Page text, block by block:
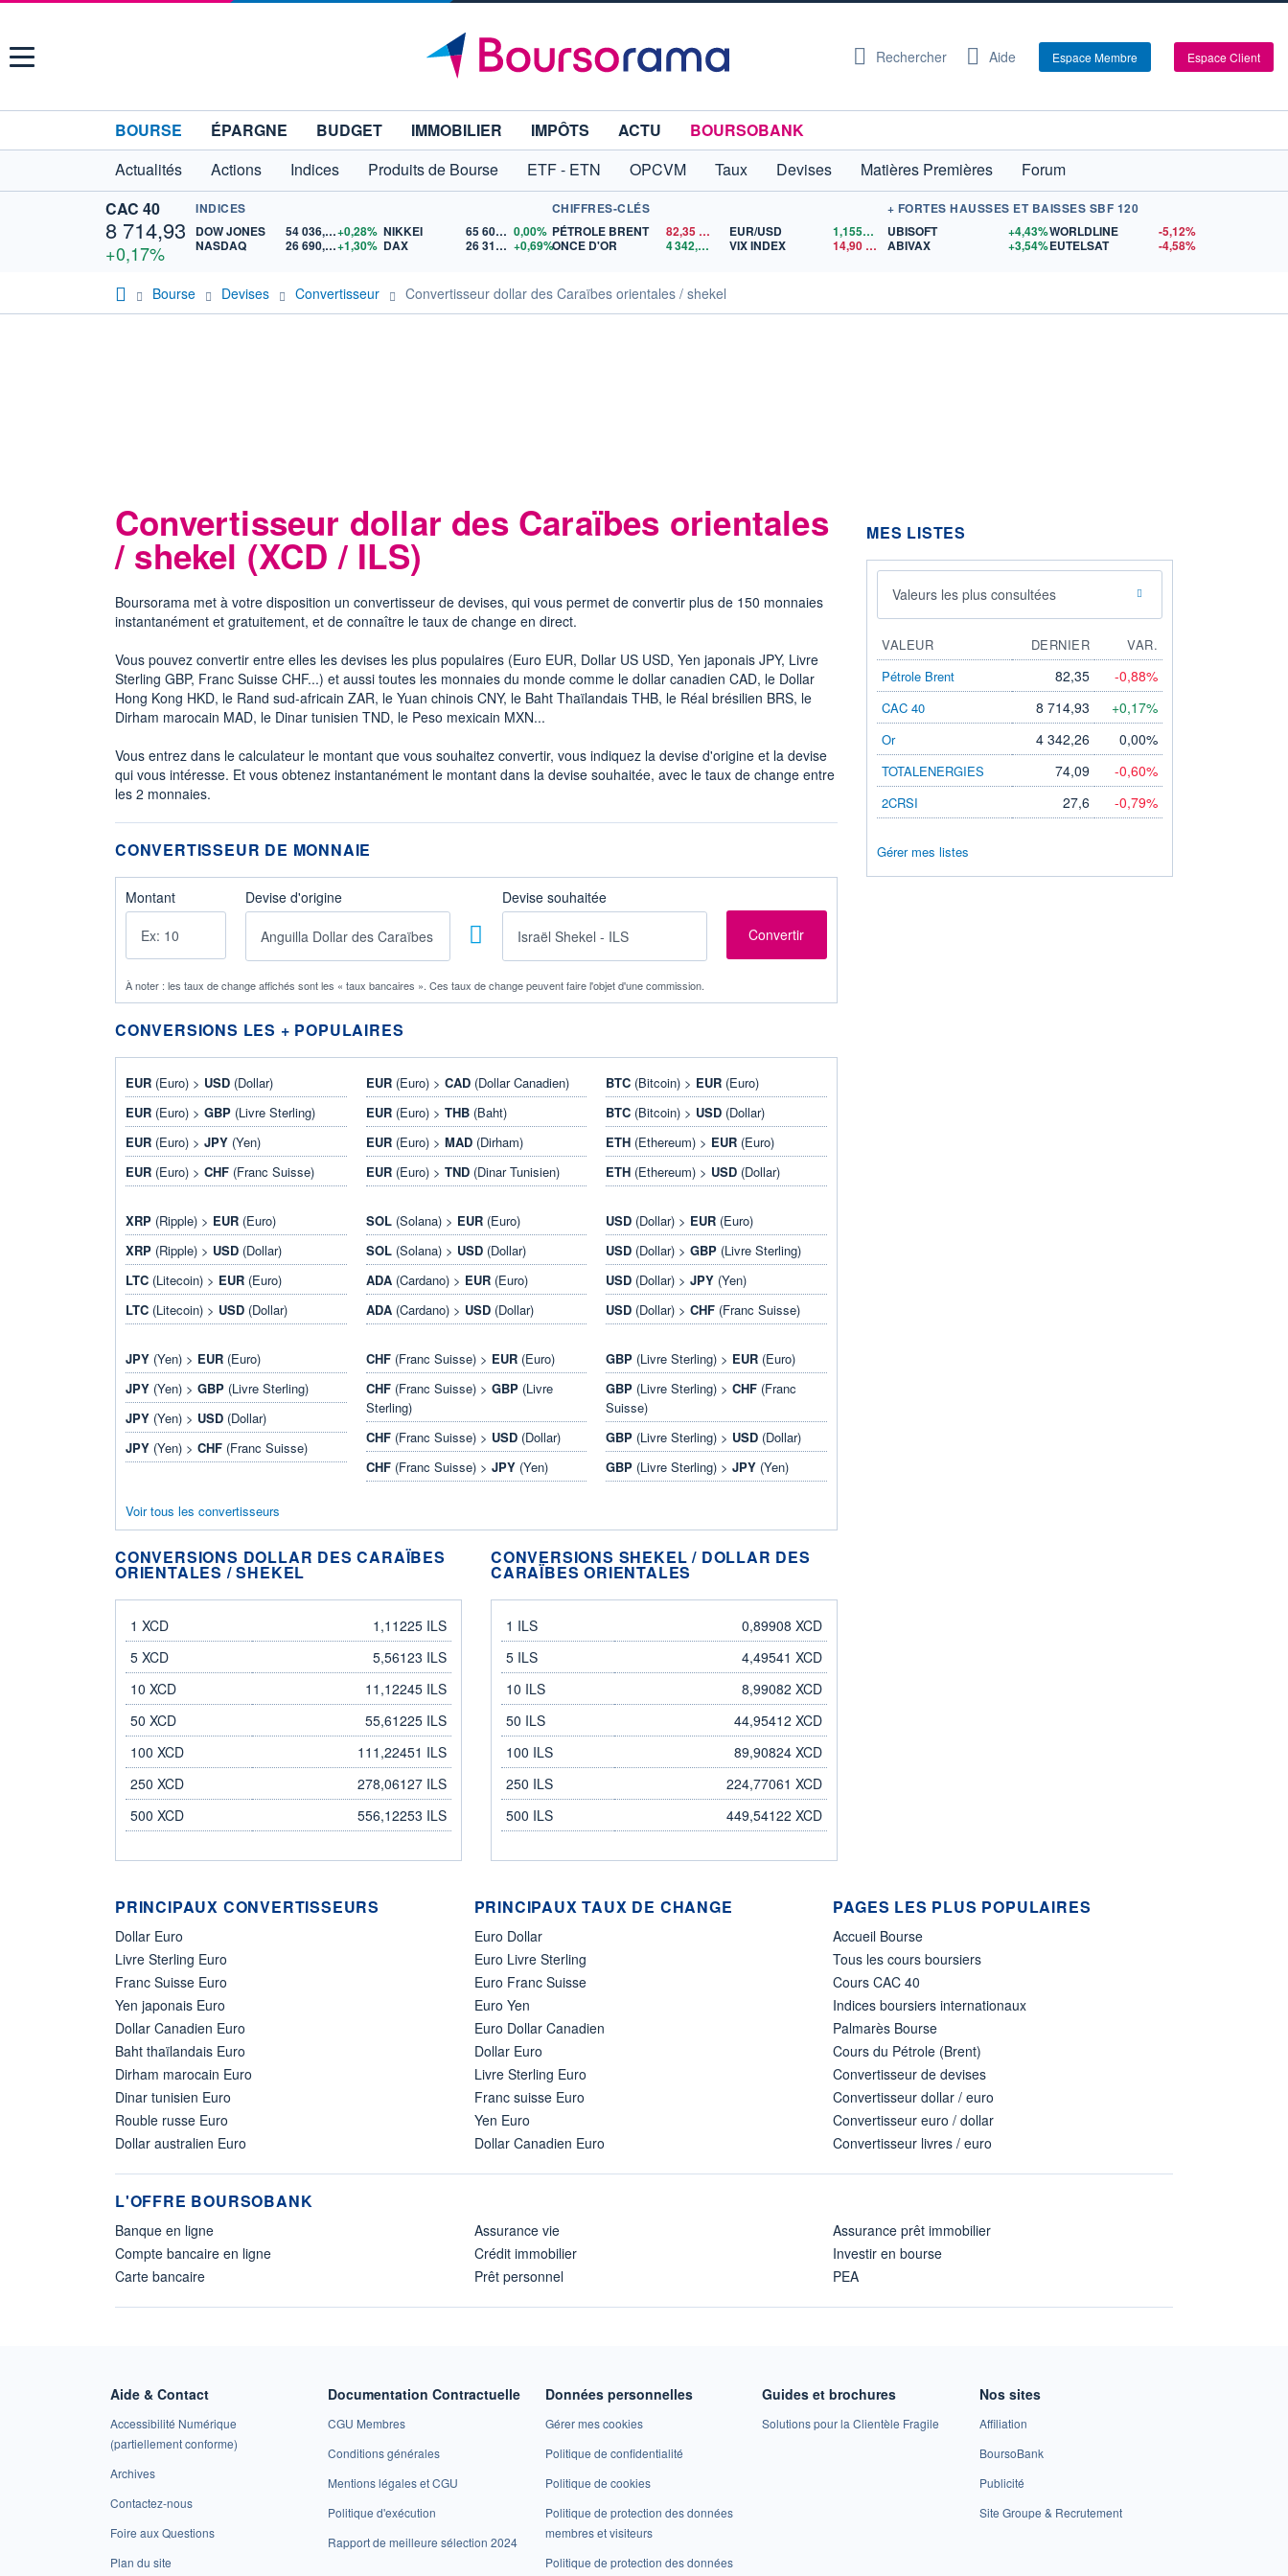
Menu Rechercher Aide Espace Membre Espace Client
BOURSE ÉPARGNE BUDGET IMMOBILIER IMPÔTS ACTU
BOURSOBANK
Actualités
Actions Indices Produits de Bourse ETF - ETN OPCVM Taux Devises Matières Premières
Forum
CAC 40
8 714,93
+0,17%
INDICES
DOW JONES
54 036,93+0,28%
NASDAQ
26 690,62+1,30%
NIKKEI 65 606,71 0,00%
DAX
26 319,45 +0,69%
CHIFFRES-CLÉS
PÉTROLE BRENT
82,35$US
ONCE D'OR
4 342,26 $US
EUR/USD 1,1559$US
VIX INDEX
14,90
+ FORTES HAUSSES ET BAISSES SBF 120
UBISOFT
+4,43%
ABIVAX
+3,54%
WORLDLINE
-5,12%
EUTELSAT
-4,58%
Bourse Devises Convertisseur Convertisseur dollar des Caraïbes orientales / shekel
Convertisseur dollar des Caraïbes orientales
/ shekel (XCD / ILS)
Boursorama met à votre disposition un convertisseur de devises, qui vous permet de convertir plus de 150 monnaies
instantanément et gratuitement, et de connaître le taux de change en direct.
Vous pouvez convertir entre elles les devises les plus populaires (Euro EUR, Dollar US USD, Yen japonais JPY, Livre
Sterling GBP, Franc Suisse CHF...) et aussi toutes les monnaies du monde comme le dollar canadien CAD, le Dollar
Hong Kong HKD, le Rand sud-africain ZAR, le Yuan chinois CNY, le Baht Thaïlandais THB, le Réal brésilien BRS, le
Dirham marocain MAD, le Dinar tunisien TND, le Peso mexicain MXN...
Vous entrez dans le calculateur le montant que vous souhaitez convertir, vous indiquez la devise d'origine et la devise
qui vous intéresse. Et vous obtenez instantanément le montant dans la devise souhaitée, avec le taux de change entre
les 2 monnaies.
CONVERTISSEUR DE MONNAIE
Montant Devise d'origine Devise souhaitée
À noter : les taux de change affichés sont les « taux bancaires ». Ces taux de change peuvent faire l'objet d'une commission.
CONVERSIONS LES + POPULAIRES
EUR (Euro) > USD (Dollar)
EUR (Euro) > GBP (Livre Sterling)
EUR (Euro) > JPY (Yen)
EUR (Euro) > CHF (Franc Suisse)
EUR(Euro) > CAD(Dollar Canadien)
EUR(Euro) > THB(Baht)
EUR(Euro) > MAD(Dirham)
EUR(Euro) > TND(Dinar Tunisien)
BTC (Bitcoin) > EUR (Euro)
BTC (Bitcoin) > USD (Dollar)
ETH (Ethereum) > EUR (Euro)
ETH (Ethereum) > USD (Dollar)
XRP (Ripple) > EUR (Euro)
XRP (Ripple) > USD (Dollar)
LTC (Litecoin) > EUR (Euro)
LTC (Litecoin) > USD (Dollar)
SOL(Solana) > EUR(Euro)
SOL(Solana) > USD(Dollar)
ADA(Cardano) > EUR(Euro)
ADA(Cardano) > USD(Dollar)
USD (Dollar) > EUR (Euro)
USD (Dollar) >GBP (Livre Sterling)
USD (Dollar) >JPY (Yen)
USD (Dollar) >CHF (Franc Suisse)
JPY (Yen) > EUR (Euro)
JPY (Yen) > GBP (Livre Sterling)
JPY (Yen) > USD (Dollar)
JPY (Yen) > CHF (Franc Suisse)
CHF(Franc Suisse) > EUR(Euro)
CHF(Franc Suisse) > GBP(Livre
Sterling)
CHF(Franc Suisse) > USD(Dollar)
CHF(Franc Suisse) > JPY(Yen)
GBP (Livre Sterling) > EUR (Euro)
GBP (Livre Sterling) >CHF (Franc
Suisse)
GBP (Livre Sterling) > USD (Dollar)
GBP (Livre Sterling) >JPY (Yen)
Voir tous les convertisseurs
CONVERSIONS DOLLAR DES CARAÏBES
ORIENTALES / SHEKEL
dollar des Caraïbes orientales
shekel
1 XCD
1,11225 ILS
5 XCD
5,56123 ILS
10 XCD
11,12245 ILS
50 XCD
55,61225 ILS
100 XCD
111,22451 ILS
250 XCD
278,06127 ILS
500 XCD
556,12253 ILS
CONVERSIONS SHEKEL / DOLLAR DES
CARAÏBES ORIENTALES
shekel
dollar des Caraïbes orientales
1 ILS
0,89908 XCD
5 ILS
4,49541 XCD
10 ILS
8,99082 XCD
50 ILS
44,95412 XCD
100 ILS
89,90824 XCD
250 ILS
224,77061 XCD
500 ILS
449,54122 XCD
MES LISTES
Valeurs les plus consultées
VALEUR DERNIER
VAR.
Pétrole Brent
82,35 -0,88%
CAC 40 8 714,93 +0,17%
Or 4 342,26 0,00%
TOTALENERGIES 74,09 -0,60%
2CRSI 27,6 -0,79%
Gérer mes listes
PRINCIPAUX CONVERTISSEURS
Dollar Euro
Livre Sterling Euro
Franc Suisse Euro
Yen japonais Euro
Dollar Canadien Euro
Baht thaïlandais Euro
Dirham marocain Euro
Dinar tunisien Euro
Rouble russe Euro
Dollar australien Euro
PRINCIPAUX TAUX DE CHANGE
Euro Dollar
Euro Livre Sterling
Euro Franc Suisse
Euro Yen
Euro Dollar Canadien
Dollar Euro
Livre Sterling Euro
Franc suisse Euro
Yen Euro
Dollar Canadien Euro
PAGES LES PLUS POPULAIRES
Accueil Bourse
Tous les cours boursiers
Cours CAC 40
Indices boursiers internationaux
Palmarès Bourse
Cours du Pétrole (Brent)
Convertisseur de devises
Convertisseur dollar / euro
Convertisseur euro / dollar
Convertisseur livres / euro
L'OFFRE BOURSOBANK
Banque en ligne
Compte bancaire en ligne
Carte bancaire
Assurance vie
Crédit immobilier
Prêt personnel
Assurance prêt immobilier
Investir en bourse
PEA
Aide & Contact
Accessibilité Numérique
(partiellement conforme)
Archives
Contactez-nous
Foire aux Questions
Plan du site
Documentation Contractuelle
CGU Membres
Conditions générales
Mentions légales et CGU
Politique d'exécution
Rapport de meilleure sélection 2024
Données personnelles
Gérer mes cookies
Politique de confidentialité
Politique de cookies
Politique de protection des données
membres et visiteurs
Politique de protection des données
Guides et brochures
Solutions pour la Clientèle Fragile
Nos sites
Affiliation
BoursoBank
Publicité
Site Groupe & Recrutement